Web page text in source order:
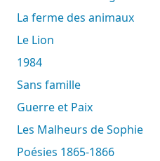
La ferme des animaux
Le Lion
1984
Sans famille
Guerre et Paix
Les Malheurs de Sophie
Poésies 1865-1866